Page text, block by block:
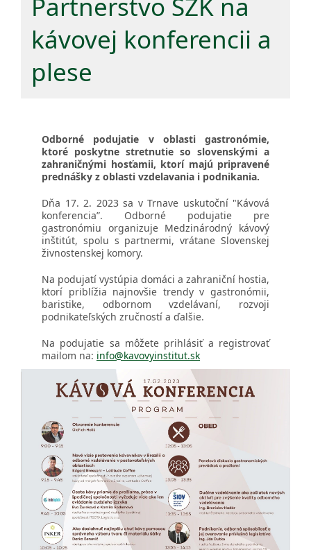
Partnerstvo SŽK na
kávovej konferencii a
plese
Odborné podujatie v oblasti gastronómie,
ktoré poskytne stretnutie so slovenskými a
zahraničnými hosťamii, ktorí majú pripravené
prednášky z oblasti vzdelavania i podnikania.
Dňa 17. 2. 2023 sa v Trnave uskutoční "Kávová
konferencia”. Odborné podujatie pre
gastronómiu organizuje Medzinárodný kávový
inštitút, spolu s partnermi, vrátane Slovenskej
živnostenskej komory.
Na podujatí vystúpia domáci a zahraniční hostia,
ktorí priblížia najnovšie trendy v gastronómii,
baristike, odbornom vzdelávaní, rozvoji
podnikateľských zručností a ďalšie.
Na podujatie sa môžete prihlásiť a registrovať
mailom na: info@kavovyinstitut.sk